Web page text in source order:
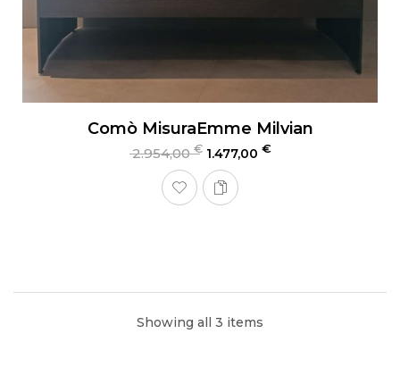
Comò MisuraEmme Milvian
2.954,00€ 1.477,00 €
Showing all 3 items